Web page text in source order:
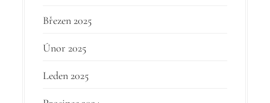
Březen 2025
Únor 2025
Leden 2025